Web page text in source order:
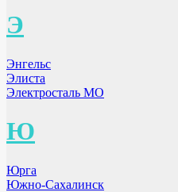
Э
Энгельс
Элиста
Электросталь МО
Ю
Юрга
Южно-Сахалинск